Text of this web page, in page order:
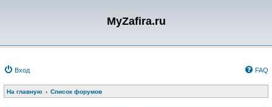
MyZafira.ru
Вход FAQ
На главную Список форумов